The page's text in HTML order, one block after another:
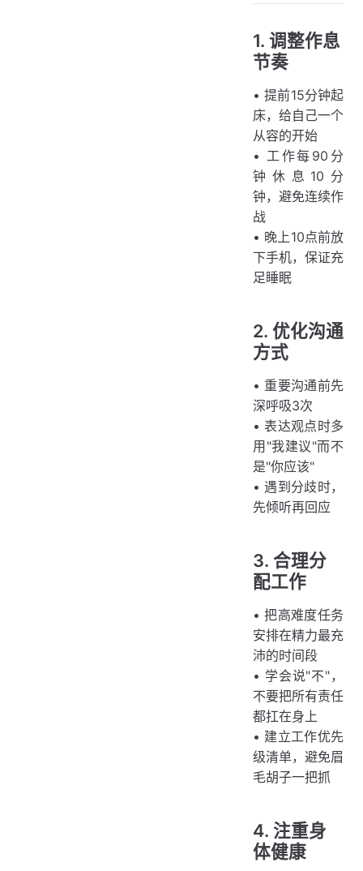
1. 调整作息
节奏
• 提前15分钟起
床，给自己一个
从容的开始
• 工作每90分
钟休息10分
钟，避免连续作
战
• 晚上10点前放
下手机，保证充
足睡眠
2. 优化沟通
方式
• 重要沟通前先
深呼吸3次
• 表达观点时多
用"我建议"而不
是"你应该"
• 遇到分歧时，
先倾听再回应
3. 合理分
配工作
• 把高难度任务
安排在精力最充
沛的时间段
• 学会说"不"，
不要把所有责任
都扛在身上
• 建立工作优先
级清单，避免眉
毛胡子一把抓
4. 注重身
体健康